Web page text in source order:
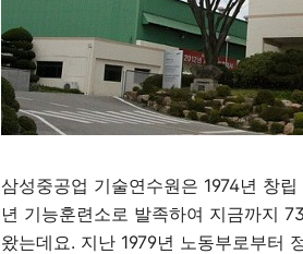
삼성중공업 기술연수원은 1974년 창
년 기능훈련소로 발족하여 지금까지
왔는데요. 지난 1979년 노동부로부터